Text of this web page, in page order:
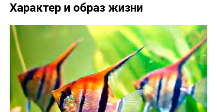
Характер и образ жизни